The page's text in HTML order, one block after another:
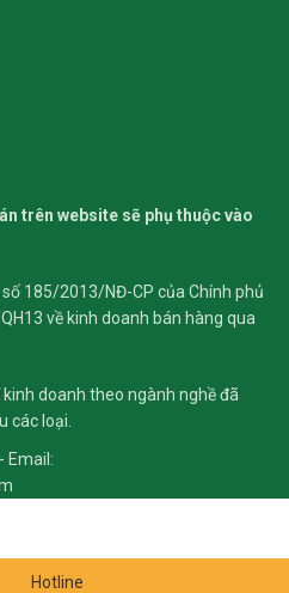
trên website sẽ phụ thuộc vào
185/2013/NĐ-CP của Chính phủ
về kinh doanh bán hàng qua
kinh doanh theo ngành nghề đã
các loại.
Email:
Hotline